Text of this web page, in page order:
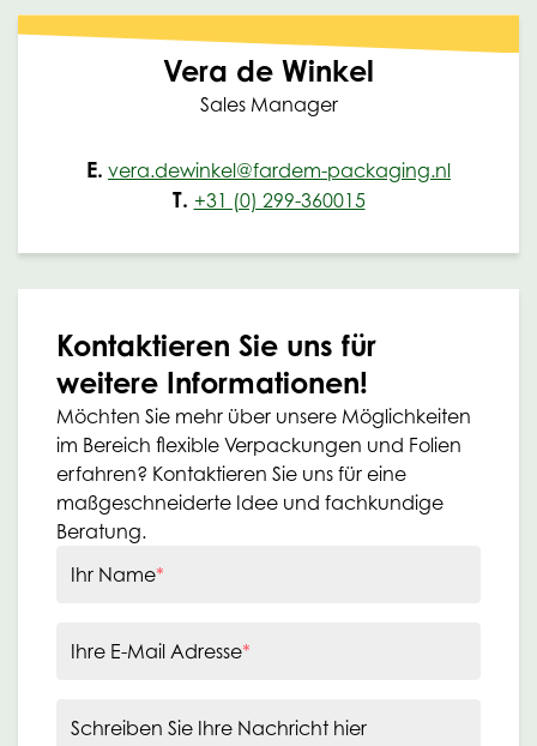
Vera de Winkel
Sales Manager
E. vera.dewinkel@fardem-packaging.nl
T. +31 (0) 299-360015
Kontaktieren Sie uns für
weitere Informationen!
Möchten Sie mehr über unsere Möglichkeiten
im Bereich flexible Verpackungen und Folien
erfahren? Kontaktieren Sie uns für eine
maßgeschneiderte Idee und fachkundige
Beratung.
Ihr Name*
Ihre E-Mail Adresse*
Schreiben Sie Ihre Nachricht hier